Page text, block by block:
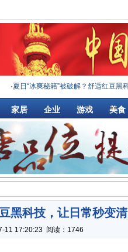
冰爽秘籍”被破解？舒适红豆黑科技，让
家居 企业 游戏 美食
黑科技，让日常秒变清
11 17:20:23 阅读：1746